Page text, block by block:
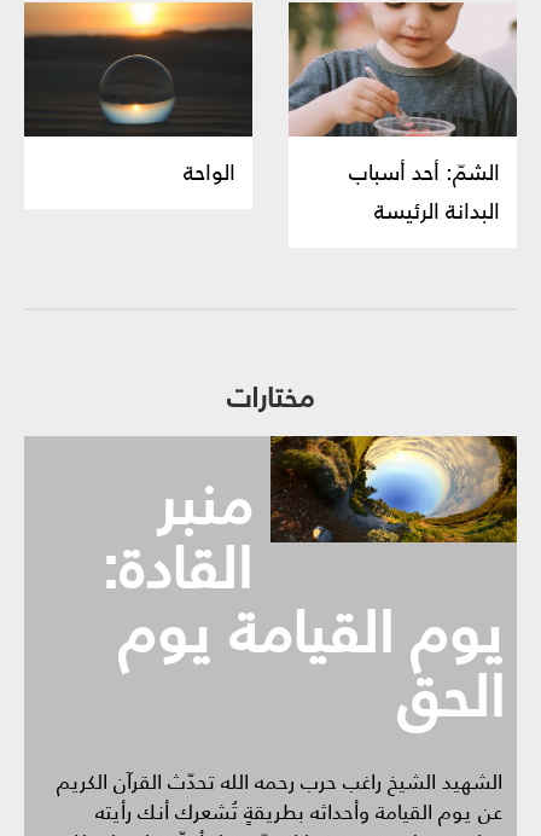
الشمّ: أحد أسباب
البدانة الرئيسة
الواحة
مختارات
منبر
القادة:
يوم القيامة يوم
الحق
الشهيد الشيخ راغب حرب رحمه الله تحدّث القرآن الكريم
عن يوم القيامة وأحداثه بطريقةٍ تُشعرك أنك رأيته